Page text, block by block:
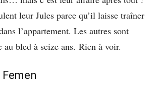
leur Jules parce qu’il laisse traîner
l’appartement. Les autres sont
au bled à seize ans. Rien à voir.
Femen